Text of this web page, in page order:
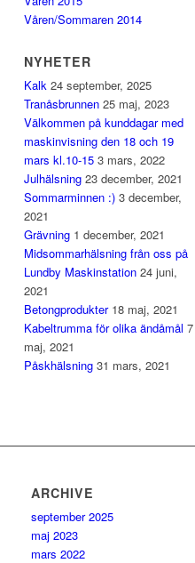
Våren/Sommaren 2014
NYHETER
Kalk 24 september, 2025
Tranåsbrunnen 25 maj, 2023
Välkommen på kunddagar med
maskinvisning den 18 och 19
mars kl.10-15 3 mars, 2022
Julhälsning 23 december, 2021
Sommarminnen :) 3 december,
2021
Grävning 1 december, 2021
Midsommarhälsning från oss på
Lundby Maskinstation 24 juni,
2021
Betongprodukter 18 maj, 2021
Kabeltrumma för olika ändåmål 7
maj, 2021
Påskhälsning 31 mars, 2021
ARCHIVE
september 2025
maj 2023
mars 2022